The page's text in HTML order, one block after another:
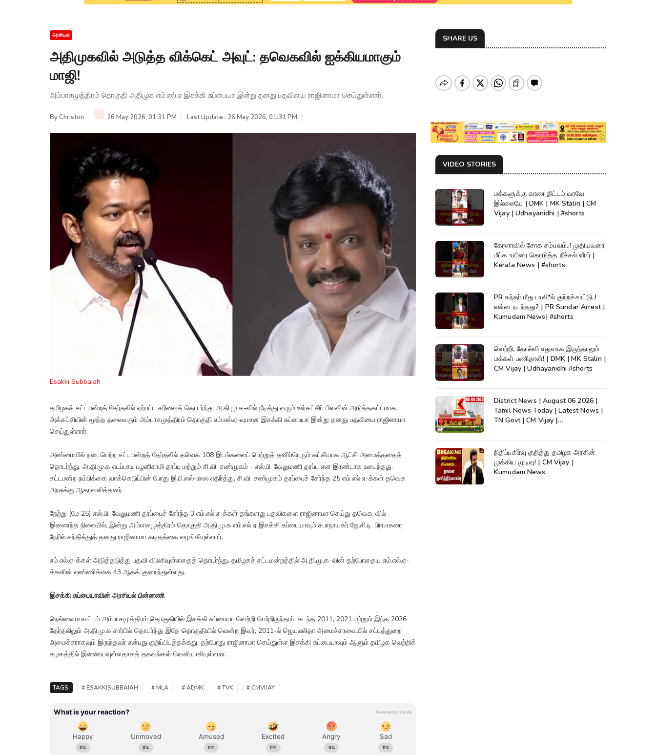
அரசியல்
அதிமுகவில் அடுத்த விக்கெட் அவுட்: தவெகவில் ஐக்கியமாகும்
மாஜி!
அம்பாசமுத்திரம் தொகுதி அதிமுக எம்.எல்.ஏ இசக்கி சுப்பையா இன்று தனது பதவியை ராஜினாமா செய்துள்ளார்.
ByChriston 26 May 2026, 01:31 PM Last Update : 26 May 2026, 01:31 PM
Esakki Subbaiah
தமிழகச் சட்டமன்றத் தேர்தலில் ஏற்பட்ட சரிவைத் தொடர்ந்து அ.தி.மு.க-வில் நீடித்து வரும் உள்கட்சிப் பிளவின் அடுத்தகட்டமாக,
அக்கட்சியின் மூத்த தலைவரும் அம்பாசமுத்திரம் தொகுதி எம்.எல்.ஏ-வுமான இசக்கி சுப்பையா இன்று தனது பதவியை ராஜினாமா
செய்துள்ளார்.
அண்மையில் நடைபெற்ற சட்டமன்றத் தேர்தலில் தவெக 108 இடங்களைப் பெற்றுத் தனிப்பெரும் கட்சியாக ஆட்சி அமைத்ததைத்
தொடர்ந்து, அ.தி.மு.க எடப்பாடி பழனிசாமி தரப்பு மற்றும் சி.வி. சண்முகம் - எஸ்.பி. வேலுமணி தரப்பு என இரண்டாக உடைந்தது.
சட்டமன்ற நம்பிக்கை வாக்கெடுப்பின் போது இ.பி.எஸ்-ஸை எதிர்த்து, சி.வி. சண்முகம் தரப்பைச் சேர்ந்த 25 எம்.எல்.ஏ-க்கள் தவெக
அரசுக்கு ஆதரவளித்தனர்.
நேற்று (மே 25) எஸ்.பி. வேலுமணி தரப்பைச் சேர்ந்த 3 எம்.எல்.ஏ-க்கள் தங்களது பதவிகளை ராஜினாமா செய்து தவெக-வில்
இணைந்த நிலையில், இன்று அம்பாசமுத்திரம் தொகுதி அ.தி.மு.க எம்.எல்.ஏ இசக்கி சுப்பையாவும் சபாநாயகர் ஜே.சி.டி. பிரபாகரை
நேரில் சந்தித்துத் தனது ராஜினாமா கடிதத்தை வழங்கியுள்ளார்.
எம்.எல்.ஏ-க்கள் அடுத்தடுத்து பதவி விலகியுள்ளதைத் தொடர்ந்து, தமிழகச் சட்டமன்றத்தில் அ.தி.மு.க-வின் தற்போதைய எம்.எல்.ஏ-
க்களின் எண்ணிக்கை 43 ஆகக் குறைந்துள்ளது.
இசக்கி சுப்பையாவின் அரசியல் பின்னணி
நெல்லை மாவட்டம் அம்பாசமுத்திரம் தொகுதியில் இசக்கி சுப்பையா வெற்றி பெற்றிருந்தார். கடந்த 2011, 2021 மற்றும் இந்த 2026
தேர்தலிலும் அ.தி.மு.க சார்பில் தொடர்ந்து இதே தொகுதியில் வென்ற இவர், 2011-ல் ஜெயலலிதா அமைச்சரவையில் சட்டத்துறை
அமைச்சராகவும் இருந்தவர் என்பது குறிப்பிடத்தக்கது. தற்போது ராஜினாமா செய்துள்ள இசக்கி சுப்பையாவும் ஆளும் தமிழக வெற்றிக்
கழகத்தில் இணையவுள்ளதாகத் தகவல்கள் வெளியாகியுள்ளன.
TAGS: # ESAKKISUBBAIAH # MLA # ADMK # TVK # CMVIJAY
SHARE US
VIDEO STORIES
மக்களுக்கு காண திட்டம் வரவே
இல்லையே | DMK | MK Stalin | CM
Vijay | Udhayanidhi | #shorts
கேரளாவில் சோக சம்பவம்..! முதியவரை
மீட்க உயிரை கொடுத்த நீச்சல் வீரர் |
Kerala News | #shorts
PR சுந்தர் மீது பாலி*ல் குற்றச்சாட்டு..!
என்ன நடந்தது? | PR Sundar Arrest |
Kumudam News| #shorts
வெற்றி, தோல்வி எதுவாக இருந்தாலும்
மக்கள் பணிதான்! | DMK | MK Stalin |
CM Vijay | Udhayanidhi #shorts
District News | August 06 2026 |
Tamil News Today | Latest News |
TN Govt | CM Vijay |
நிதிப்பகிர்வு குறித்து தமிழக அரசின்
முக்கிய முடிவு! | CM Vijay |
Kumudam News